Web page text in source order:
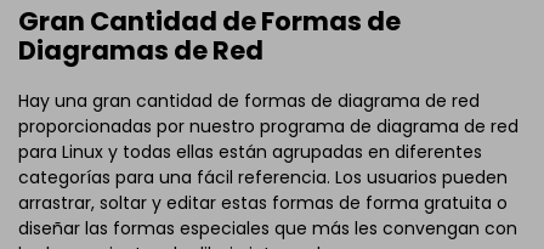
Gran Cantidad de Formas de
Diagramas de Red
Hay una gran cantidad de formas de diagrama de red
proporcionadas por nuestro programa de diagrama de red
para Linux y todas ellas están agrupadas en diferentes
categorías para una fácil referencia. Los usuarios pueden
arrastrar, soltar y editar estas formas de forma gratuita o
diseñar las formas especiales que más les convengan con